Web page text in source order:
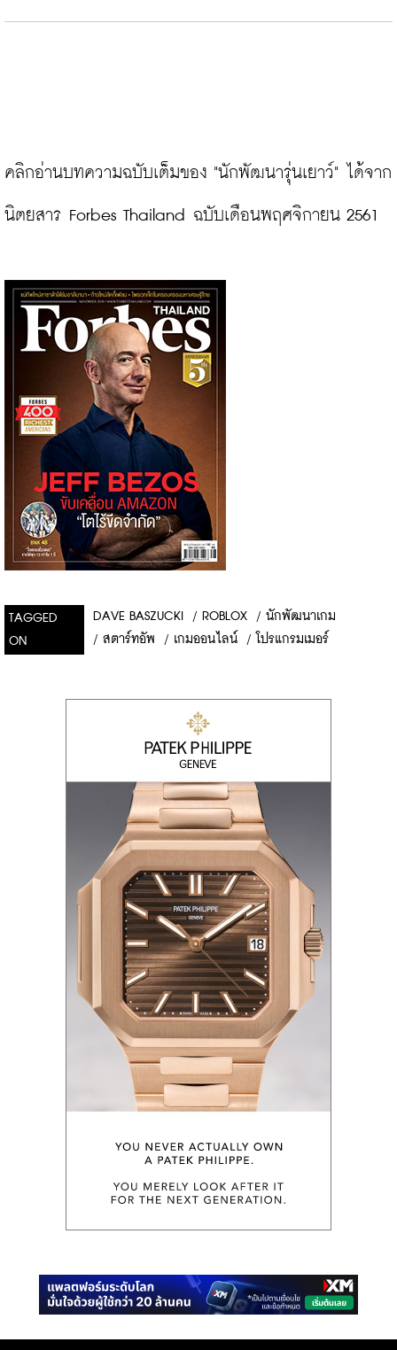
คลิกอ่านบทความฉบับเต็มของ "นักพัฒนารุ่นเยาว์" ได้จาก
นิตยสาร Forbes Thailand ฉบับเดือนพฤศจิกายน 2561
TAGGED
ON
DAVE BASZUCKI / ROBLOX / นักพัฒนาเกม
/ สตาร์ทอัพ / เกมออนไลน์ / โปรแกรมเมอร์